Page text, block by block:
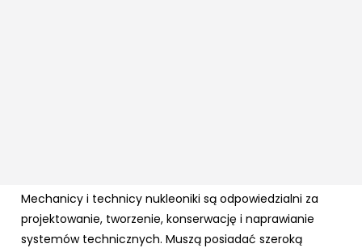
Mechanicy i technicy nukleoniki są odpowiedzialni za
projektowanie, tworzenie, konserwację i naprawianie
systemów technicznych. Muszą posiadać szeroką